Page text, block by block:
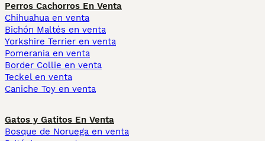
Perros Cachorros En Venta
Chihuahua en venta
Bichón Maltés en venta
Yorkshire Terrier en venta
Pomerania en venta
Border Collie en venta
Teckel en venta
Caniche Toy en venta
Gatos y Gatitos En Venta
Bosque de Noruega en venta